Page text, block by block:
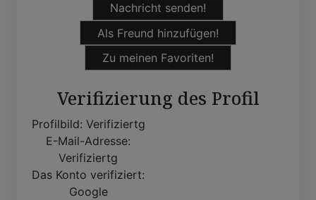
Nachricht senden!
Als Freund hinzufügen!
Zu meinen Favoriten!
Verifizierung des Profil
Profilbild: Verifiziertg
E-Mail-Adresse:
Verifiziertg
Das Konto verifiziert:
Google